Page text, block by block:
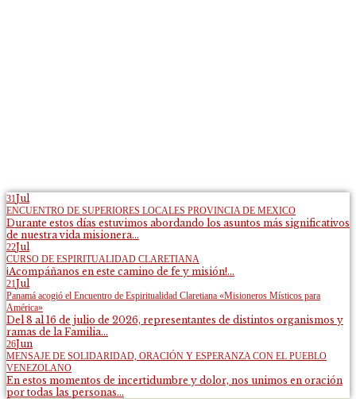
31Jul
ENCUENTRO DE SUPERIORES LOCALES PROVINCIA DE MEXICO
Durante estos días estuvimos abordando los asuntos más significativos
de nuestra vida misionera...
22Jul
CURSO DE ESPIRITUALIDAD CLARETIANA
¡Acompáñanos en este camino de fe y misión!...
21Jul
Panamá acogió el Encuentro de Espiritualidad Claretiana «Misioneros Místicos para
América»
Del 8 al 16 de julio de 2026, representantes de distintos organismos y
ramas de la Familia...
26Jun
MENSAJE DE SOLIDARIDAD, ORACIÓN Y ESPERANZA CON EL PUEBLO
VENEZOLANO
En estos momentos de incertidumbre y dolor, nos unimos en oración
por todas las personas...